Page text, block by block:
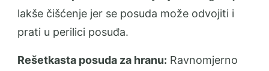
lakše čišćenje jer se posuda može odvojiti i
prati u perilici posuđa.
Rešetkasta posuda za hranu: Ravnomjerno